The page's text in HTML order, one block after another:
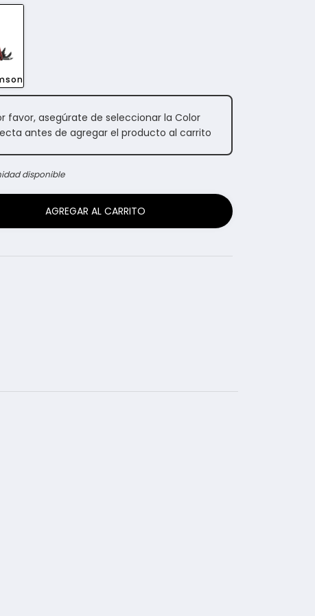
favor, asegúrate de seleccionar la Color
antes de agregar el producto al carrito
disponible
AGREGAR AL CARRITO